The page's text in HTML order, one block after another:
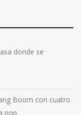
donde se
Boom con cuatro
pop